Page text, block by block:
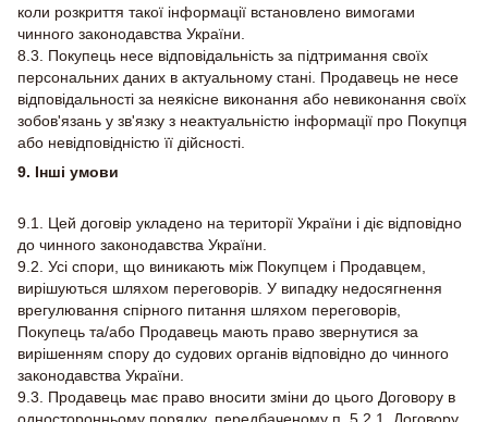
коли розкриття такої інформації встановлено вимогами
чинного законодавства України.
8.3. Покупець несе відповідальність за підтримання своїх
персональних даних в актуальному стані. Продавець не несе
відповідальності за неякісне виконання або невиконання своїх
зобов'язань у зв'язку з неактуальністю інформації про Покупця
або невідповідністю її дійсності.
9. Інші умови
9.1. Цей договір укладено на території України і діє відповідно
до чинного законодавства України.
9.2. Усі спори, що виникають між Покупцем і Продавцем,
вирішуються шляхом переговорів. У випадку недосягнення
врегулювання спірного питання шляхом переговорів,
Покупець та/або Продавець мають право звернутися за
вирішенням спору до судових органів відповідно до чинного
законодавства України.
9.3. Продавець має право вносити зміни до цього Договору в